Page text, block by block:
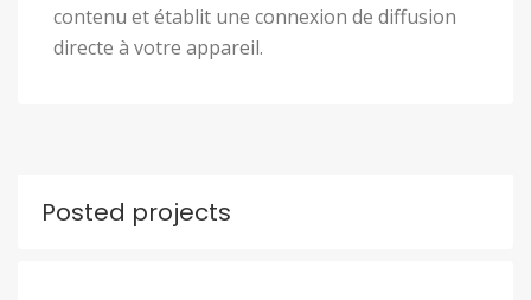
contenu et établit une connexion de diffusion
directe à votre appareil.
Posted projects